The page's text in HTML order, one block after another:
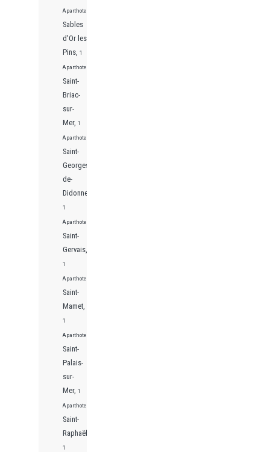
Aparthotels
Sables
d'Or les
Pins, 1
Aparthotels
Saint-
Briac-
sur-
Mer, 1
Aparthotels
Saint-
Georges-
de-
Didonne,
1
Aparthotels
Saint-
Gervais,
1
Aparthotels
Saint-
Mamet,
1
Aparthotels
Saint-
Palais-
sur-
Mer, 1
Aparthotels
Saint-
Raphaël,
1